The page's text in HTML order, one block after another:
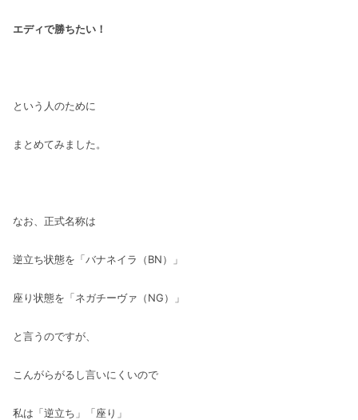
エディで勝ちたい！
という人のために
まとめてみました。
なお、正式名称は
逆立ち状態を「バナネイラ（BN）」
座り状態を「ネガチーヴァ（NG）」
と言うのですが、
こんがらがるし言いにくいので
私は「逆立ち」「座り」